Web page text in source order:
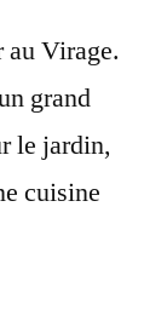
Virage.
grand
le jardin,
cuisine